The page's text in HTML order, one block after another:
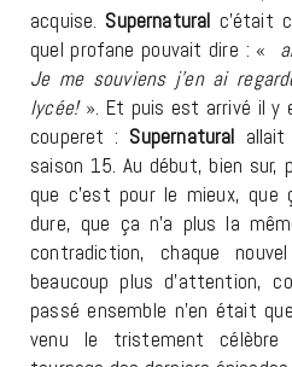
acquise. Supernatural c’était
quel profane pouvait dire : «
Je me souviens j’en ai
lycée!». Et puis est arrivé il y
couperet : Supernatural
saison 15. Au début, bien sur,
que c’est pour le mieux,
dure, que ça n’a plus la
contradiction, chaque
beaucoup plus d’attention,
passé ensemble n’en était
venu le tristement